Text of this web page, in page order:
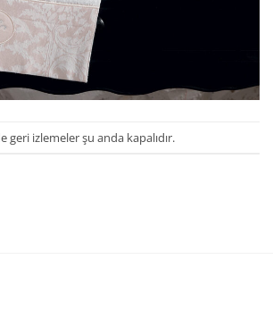
izlemeler şu anda kapalıdır.